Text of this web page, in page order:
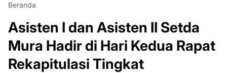
Beranda
Asisten I dan Asisten II Setda
Mura Hadir di Hari Kedua Rapat
Rekapitulasi Tingkat